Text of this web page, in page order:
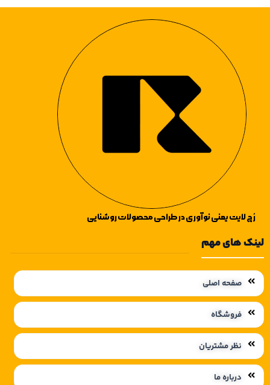
هوشمندانه برای حفاظت از
برق ساختمان هستند.
پشتیبانی قوی، تنوع مدل و
طول عمر بالا از دیگر دلایلی
است که شیله را به گزینه‌ای
مطمئن در بازار تبدیل کرده
است.
رُچ لایت یعنی نوآوری در طراحی محصولات روشنایی
لینک های مهم
صفحه اصلی
فروشگاه
نظر مشتریان
درباره ما